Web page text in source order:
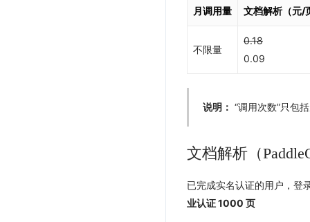
月调用量 文档解析（元/
不限量
0.18
0.09
说明： “调用次数”只包
文档解析（
已完成实名认证的用户，登
业认证 1000 页